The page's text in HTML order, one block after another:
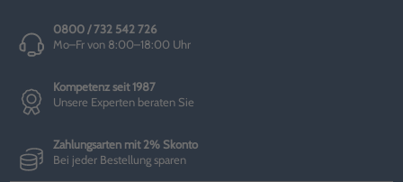
0800 / 732 542 726
Mo–Fr von 8:00–18:00 Uhr
Kompetenz seit 1987
Unsere Experten beraten Sie
Zahlungsarten mit 2% Skonto
Bei jeder Bestellung sparen